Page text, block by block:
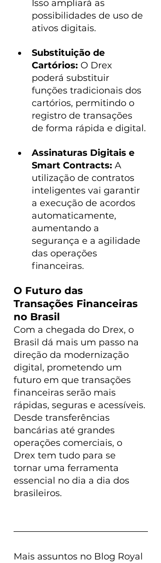
Isso ampliará as
possibilidades de uso de
ativos digitais.
Substituição de
Cartórios: O Drex
poderá substituir
funções tradicionais dos
cartórios, permitindo o
registro de transações
de forma rápida e digital.
Assinaturas Digitais e
Smart Contracts: A
utilização de contratos
inteligentes vai garantir
a execução de acordos
automaticamente,
aumentando a
segurança e a agilidade
das operações
financeiras.
O Futuro das
Transações Financeiras
no Brasil
Com a chegada do Drex, o
Brasil dá mais um passo na
direção da modernização
digital, prometendo um
futuro em que transações
financeiras serão mais
rápidas, seguras e acessíveis.
Desde transferências
bancárias até grandes
operações comerciais, o
Drex tem tudo para se
tornar uma ferramenta
essencial no dia a dia dos
brasileiros.
Mais assuntos no Blog Royal